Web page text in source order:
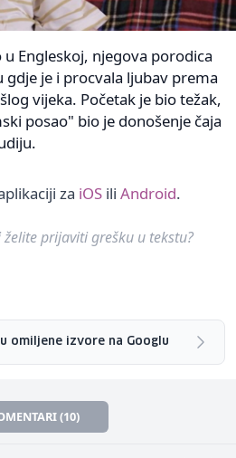
Engleskoj, njegova porodica
gdje je i procvala ljubav prema
vijeka. Početak je bio težak,
posao" bio je donošenje čaja
za iOS ili Android.
prijaviti grešku u tekstu?
omiljene izvore na Googlu
(10)